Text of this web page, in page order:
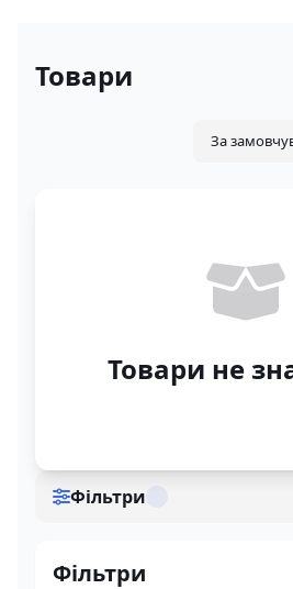
Товари
Фільтри
Фільтри
Товари не